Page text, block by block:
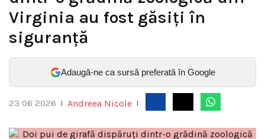
Virginia au fost găsiți în
siguranță
Adaugă-ne ca sursă preferată în Google
23 06 2026 Andreea Nicole